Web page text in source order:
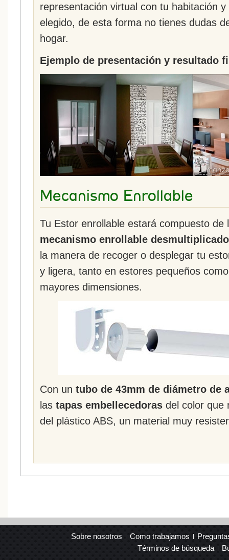
representación virtual con tu habitación
elegido, de esta forma no tienes dudas
hogar.
Ejemplo de presentación y resultado
Mecanismo Enrollable
Tu Estor enrollable estará compuesto
mecanismo enrollable
la manera de recoger o desplegar tu
y ligera, tanto en estores pequeños
mayores dimensiones.
Con un tubo de 43mm de diámetro de
las tapas embellecedoras del color que
del plástico ABS, un material muy
Sobre nosotros Como trabajamos
Términos de búsqueda